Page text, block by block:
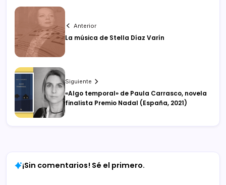
Anterior
La música de Stella Díaz Varín
Siguiente
«Algo temporal» de Paula Carrasco, novela
finalista Premio Nadal (España, 2021)
¡Sin comentarios! Sé el primero.